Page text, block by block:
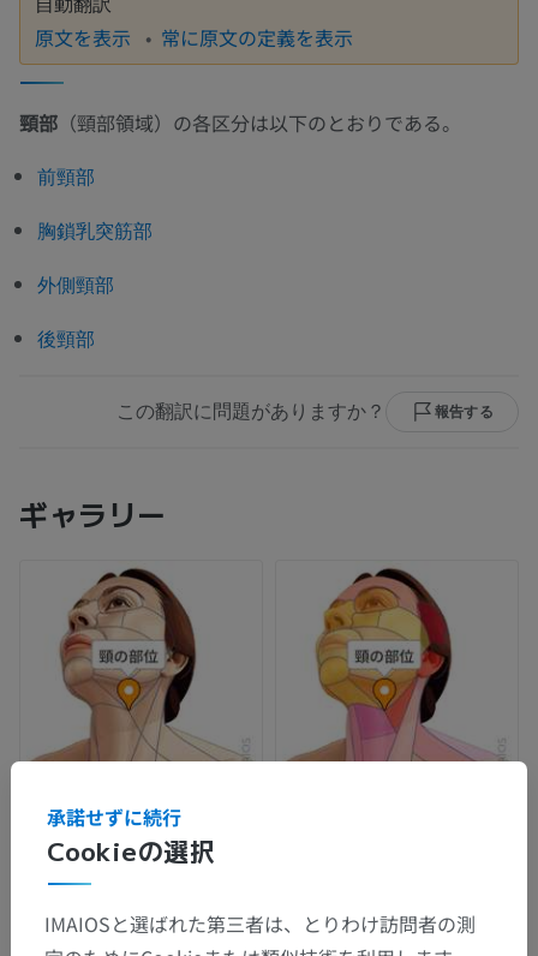
原文を表示 常に原文の定義を表示
頸部 （頸部領域）の各区分は以下のとおりである。
前頸部
胸鎖乳突筋部
外側頸部
後頸部
この翻訳に問題がありますか？ 報告する
ギャラリー
Cookieの選択
承諾せずに続行
IMAIOSと選ばれた第三者は、とりわけ訪問者の測